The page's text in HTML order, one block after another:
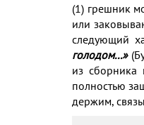
(1) грешник
или
следующий
голодом...»
из сборника
полностью
держим,